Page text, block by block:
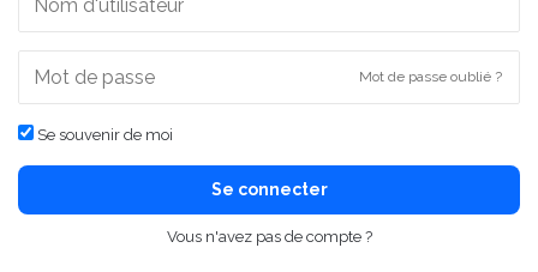
Mot de passe oublié ?
Se souvenir de moi
Se connecter
Vous n'avez pas de compte ?